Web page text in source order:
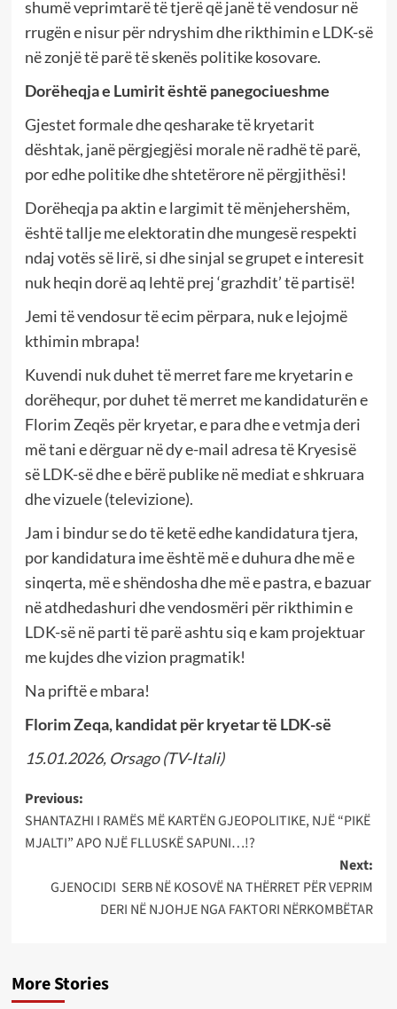
shumë veprimtarë të tjerë që janë të vendosur në
rrugën e nisur për ndryshim dhe rikthimin e LDK-së
në zonjë të parë të skenës politike kosovare.
Dorëheqja e Lumirit është panegociueshme
Gjestet formale dhe qesharake të kryetarit
dështak, janë përgjegjësi morale në radhë të parë,
por edhe politike dhe shtetërore në përgjithësi!
Dorëheqja pa aktin e largimit të mënjehershëm,
është tallje me elektoratin dhe mungesë respekti
ndaj votës së lirë, si dhe sinjal se grupet e interesit
nuk heqin dorë aq lehtë prej ‘grazhdit’ të partisë!
Jemi të vendosur të ecim përpara, nuk e lejojmë
kthimin mbrapa!
Kuvendi nuk duhet të merret fare me kryetarin e
dorëhequr, por duhet të merret me kandidaturën e
Florim Zeqës për kryetar, e para dhe e vetmja deri
më tani e dërguar në dy e-mail adresa të Kryesisë
së LDK-së dhe e bërë publike në mediat e shkruara
dhe vizuele (televizione).
Jam i bindur se do të ketë edhe kandidatura tjera,
por kandidatura ime është më e duhura dhe më e
sinqerta, më e shëndosha dhe më e pastra, e bazuar
në atdhedashuri dhe vendosmëri për rikthimin e
LDK-së në parti të parë ashtu siq e kam projektuar
me kujdes dhe vizion pragmatik!
Na priftë e mbara!
Florim Zeqa, kandidat për kryetar të LDK-së
15.01.2026, Orsago (TV-Itali)
Post
navigation
Previous:
SHANTAZHI I RAMËS MË KARTËN GJEOPOLITIKE, NJË “PIKË
MJALTI” APO NJË FLLUSKË SAPUNI…!?
Next:
GJENOCIDI SERB NË KOSOVË NA THËRRET PËR VEPRIM
DERI NË NJOHJE NGA FAKTORI NËRKOMBËTAR
More Stories